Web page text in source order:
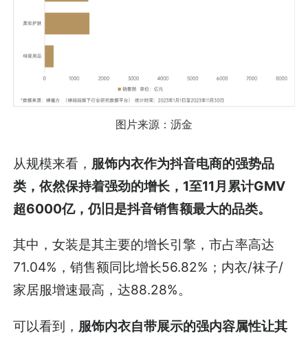
图片来源：沥金
从规模来看， 服饰内衣作为抖音电商的强势品
类，依然保持着强劲的增长，1至11月累计GMV
超6000亿，仍旧是抖音销售额最大的品类。
其中，女装是其主要的增长引擎，市占率高达
71.04%，销售额同比增长56.82%；内衣/袜子/
家居服增速最高，达88.28%。
可以看到， 服饰内衣自带展示的强内容属性让其